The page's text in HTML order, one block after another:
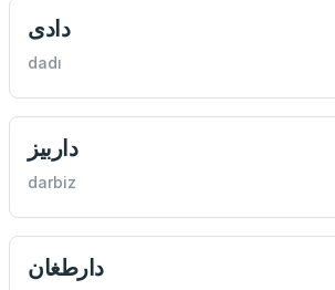
دادی
dadı
داربيز
darbiz
دارطغان